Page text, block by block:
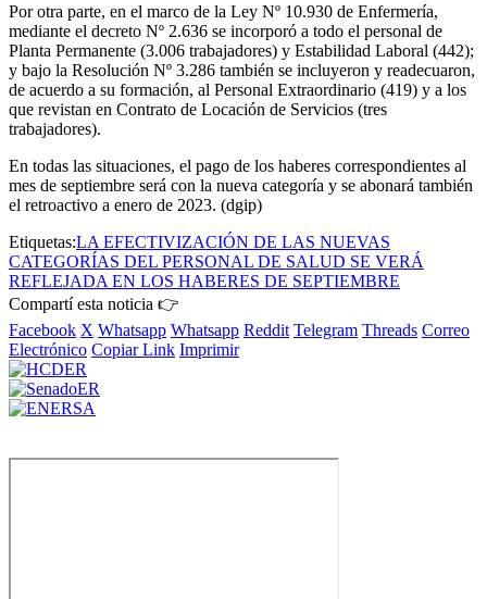
Por otra parte, en el marco de la Ley Nº 10.930 de Enfermería,
mediante el decreto Nº 2.636 se incorporó a todo el personal de
Planta Permanente (3.006 trabajadores) y Estabilidad Laboral (442);
y bajo la Resolución Nº 3.286 también se incluyeron y readecuaron,
de acuerdo a su formación, al Personal Extraordinario (419) y a los
que revistan en Contrato de Locación de Servicios (tres
trabajadores).
En todas las situaciones, el pago de los haberes correspondientes al
mes de septiembre será con la nueva categoría y se abonará también
el retroactivo a enero de 2023. (dgip)
Etiquetas:LA EFECTIVIZACIÓN DE LAS NUEVAS
CATEGORÍAS DEL PERSONAL DE SALUD SE VERÁ
REFLEJADA EN LOS HABERES DE SEPTIEMBRE
Compartí esta noticia 👉
Facebook X Whatsapp Whatsapp Reddit Telegram Threads Correo
Electrónico Copiar Link Imprimir